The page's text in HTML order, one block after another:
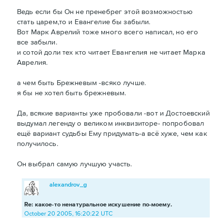
Ведь если бы Он не пренебрег этой возможностью
стать царем,то и Евангелие бы забыли.
Вот Марк Аврелий тоже много всего написал, но его
все забыли.
и сотой доли тех кто читает Евангелия не читает Марка
Аврелия.
а чем быть Брежневым -всяко лучше.
я бы не хотел быть брежневым.
Да, всякие варианты уже пробовали -вот и Достоевский
выдумал легенду о великом инквизиторе- попробовал
ещё вариант судьбы Ему придумать-а всё хуже, чем как
получилось.
Он выбрал самую лучшую участь.
Re: какое-то ненатуральное искушение по-моему.
alexandrov_g
October 20 2005, 16:20:22 UTC